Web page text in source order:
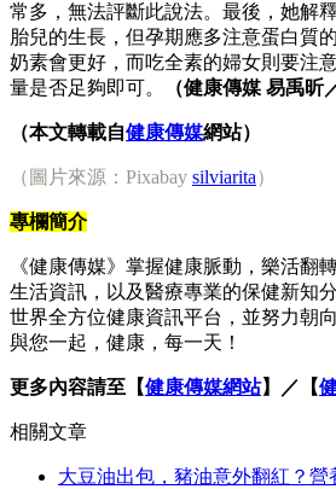
常多，無法評斷此說法。最後，她解
胎兒的生長，但孕期應多注意蛋白質
奶素會更好，而吃全素的婦女則要注
量是否足夠即可。
（健康傳媒 易禹昕
（本文轉載自健康傳媒網站）
（圖片來源：Pixabay silviarita）
專欄簡介
《健康傳媒》掌握健康脈動，樂活翻
生活資訊，以及醫療專業的保健新知
世界全方位健康資訊平台，並努力朝
與您一起，健康，每一天！
更多內容請至【健康傳媒網站】／【
相關文章
大豆油出包，豬油意外翻紅？營